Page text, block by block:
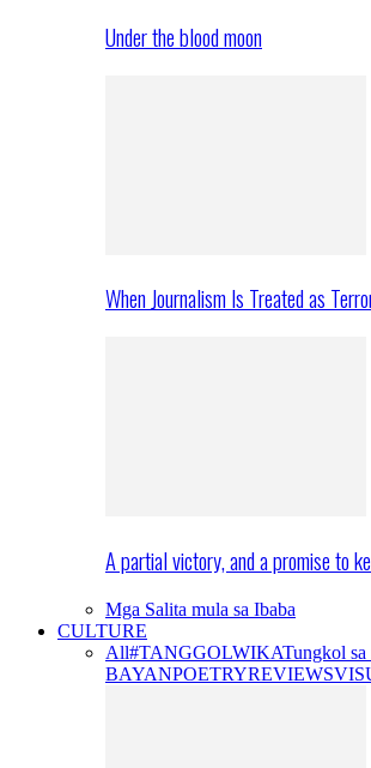
Under the blood moon
When Journalism Is Treated as
A partial victory, and a promise to
Mga Salita mula sa Ibaba
CULTURE
All#TANGGOLWIKATungkol sa
BAYANPOETRYREVIEWS